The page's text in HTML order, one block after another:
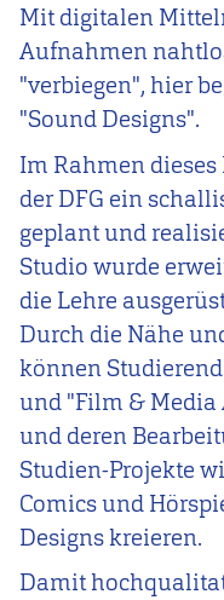
Mit digitalen
Aufnahmen
"verbiegen", hier
"Sound Designs".
Im Rahmen
der DFG ein
geplant und
Studio wurde
die Lehre
Durch die Nähe
können
und "Film &
und deren
Studien-Projekte
Comics und
Designs kreieren.
Damit